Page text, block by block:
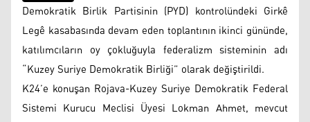
Demokratik Birlik Partisinin (PYD) kontrolündeki Girkê
Legê kasabasında devam eden toplantının ikinci gününde,
katılımcıların oy çokluğuyla federalizm sisteminin adı
“Kuzey Suriye Demokratik Birliği” olarak değiştirildi.
K24’e konuşan Rojava-Kuzey Suriye Demokratik Federal
Sistemi Kurucu Meclisi Üyesi Lokman Ahmet, mevcut